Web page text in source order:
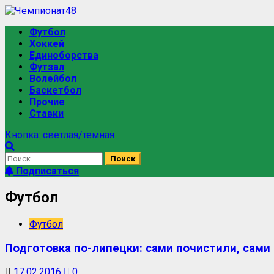
Футбол
Хоккей
Единоборства
Футзал
Волейбол
Баскетбол
Прочие
Ставки
Кнопка: светлая/темная
Подписаться
Футбол
Футбол
Подготовка по-липецки: сами почистили, сами